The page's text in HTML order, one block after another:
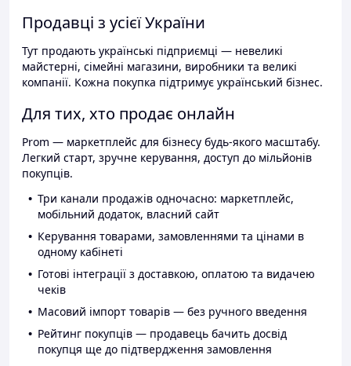
Продавці з усієї України
Тут продають українські підприємці — невеликі
майстерні, сімейні магазини, виробники та великі
компанії. Кожна покупка підтримує український бізнес.
Для тих, хто продає онлайн
Prom — маркетплейс для бізнесу будь-якого масштабу.
Легкий старт, зручне керування, доступ до мільйонів
покупців.
Три канали продажів одночасно: маркетплейс,
мобільний додаток, власний сайт
Керування товарами, замовленнями та цінами в
одному кабінеті
Готові інтеграції з доставкою, оплатою та видачею
чеків
Масовий імпорт товарів — без ручного введення
Рейтинг покупців — продавець бачить досвід
покупця ще до підтвердження замовлення